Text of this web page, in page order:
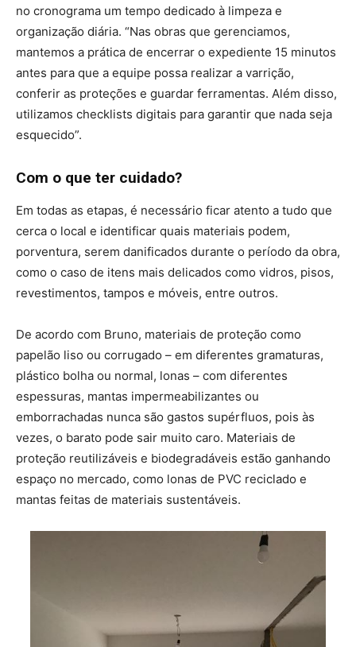
no cronograma um tempo dedicado à limpeza e
organização diária. “Nas obras que gerenciamos,
mantemos a prática de encerrar o expediente 15 minutos
antes para que a equipe possa realizar a varrição,
conferir as proteções e guardar ferramentas. Além disso,
utilizamos checklists digitais para garantir que nada seja
esquecido”.
Com o que ter cuidado?
Em todas as etapas, é necessário ficar atento a tudo que
cerca o local e identificar quais materiais podem,
porventura, serem danificados durante o período da obra,
como o caso de itens mais delicados como vidros, pisos,
revestimentos, tampos e móveis, entre outros.
De acordo com Bruno, materiais de proteção como
papelão liso ou corrugado – em diferentes gramaturas,
plástico bolha ou normal, lonas – com diferentes
espessuras, mantas impermeabilizantes ou
emborrachadas nunca são gastos supérfluos, pois às
vezes, o barato pode sair muito caro. Materiais de
proteção reutilizáveis e biodegradáveis estão ganhando
espaço no mercado, como lonas de PVC reciclado e
mantas feitas de materiais sustentáveis.